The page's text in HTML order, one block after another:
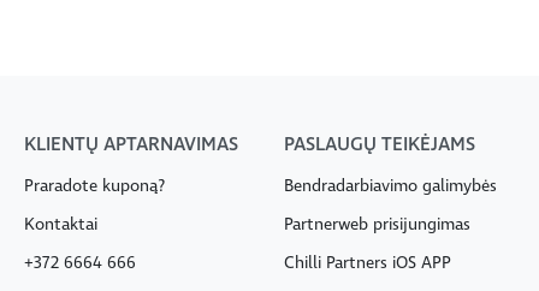
KLIENTŲ APTARNAVIMAS
Praradote kuponą?
Kontaktai
+372 6664 666
PASLAUGŲ TEIKĖJAMS
Bendradarbiavimo galimybės
Partnerweb prisijungimas
Chilli Partners iOS APP